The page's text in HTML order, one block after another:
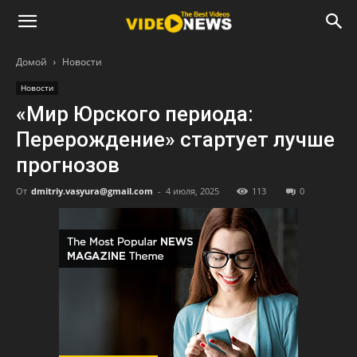
Домой Новости
Новости
«Мир Юрского периода:
Перерождение» стартует лучше
прогнозов
От dmitriy.vasyura@gmail.com - 4 июля, 2025 113 0